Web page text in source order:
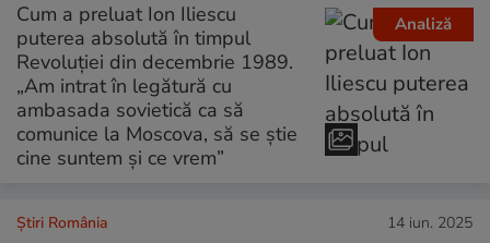
Analiză
Cum a preluat Ion Iliescu
puterea absolută în timpul
Revoluției din decembrie 1989.
„Am intrat în legătură cu
ambasada sovietică ca să
comunice la Moscova, să se ştie
cine suntem şi ce vrem”
Știri România 14 iun. 2025